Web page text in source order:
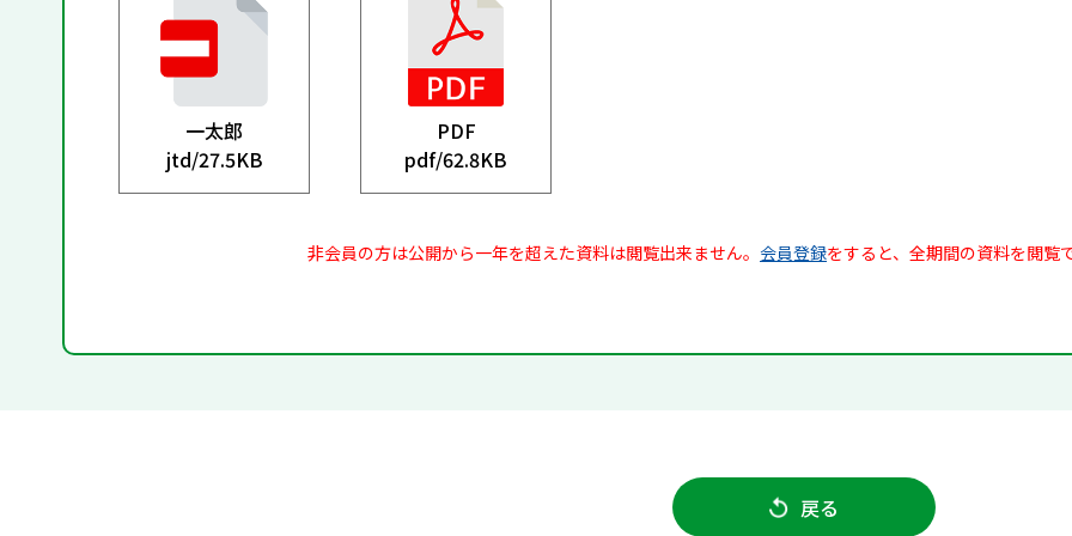
一太郎
jtd/27.5KB
PDF
pdf/62.8KB
非会員の方は公開から一年を超えた資料は閲覧出来ません。 会員登録をすると、全期間の資料を閲覧
戻る